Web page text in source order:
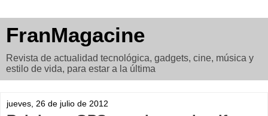
FranMagacine
Revista de actualidad tecnológica, gadgets, cine, música y
estilo de vida, para estar a la última
jueves, 26 de julio de 2012